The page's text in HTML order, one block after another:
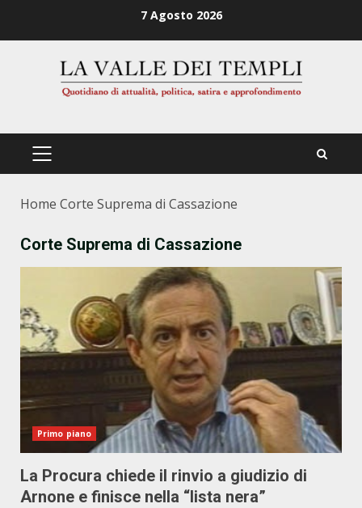
7 Agosto 2026
PRIMÄRES
Home Corte Suprema di Cassazione
Corte Suprema di Cassazione
Primo piano
La Procura chiede il rinvio a giudizio di
Arnone e finisce nella “lista nera”